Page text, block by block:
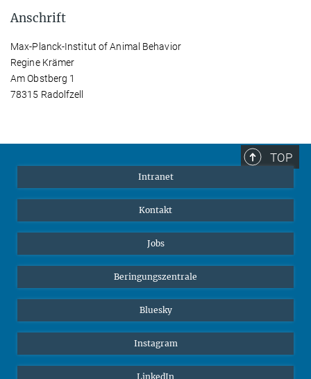
Anschrift
Max-Planck-Institut of Animal Behavior
Regine Krämer
Am Obstberg 1
78315 Radolfzell
TOP
Intranet
Kontakt
Jobs
Beringungszentrale
Bluesky
Instagram
LinkedIn